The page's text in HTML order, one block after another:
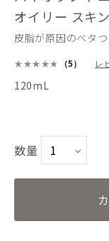
オイリー スキ
皮脂が原因のベタ
数量
（5） レ
120mL